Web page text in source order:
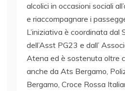
alcolici in occasioni sociali
e riaccompagnare i
L’iniziativa è coordinata dal
dell’Asst PG23 e dall’
Atena ed è sostenuta oltre
anche da Ats Bergamo,
Bergamo, Croce Rossa